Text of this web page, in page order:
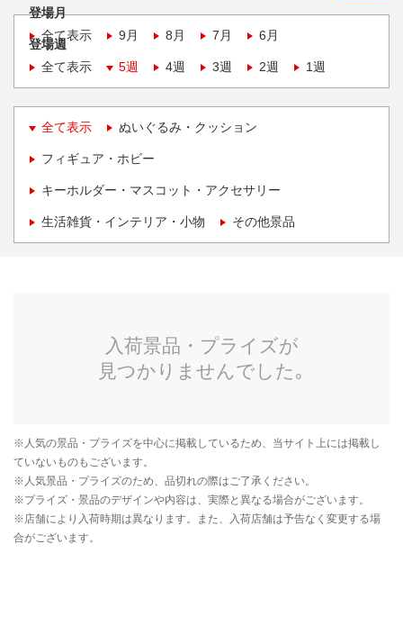
登場月
全て表示
9月 8月 7月 6月
登場週
全て表示
5週 4週 3週 2週 1週
全て表示 ぬいぐるみ・クッション
フィギュア・ホビー
キーホルダー・マスコット・アクセサリー
生活雑貨・インテリア・小物 その他景品